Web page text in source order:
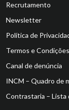
Recrutamento
Newsletter
Política de
Termos e Condições
Canal de denúncia
INCM – Quadro de
Contrastaria – Lista